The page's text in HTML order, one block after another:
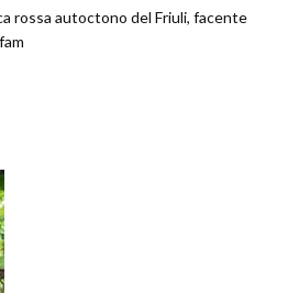
rossa autoctono del Friuli, facente